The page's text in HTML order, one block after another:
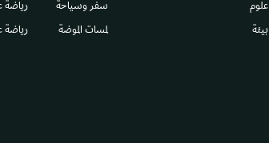
علوم
بيئة
سفر وسياحة
لمسات الموضة
رياضة
رياضة